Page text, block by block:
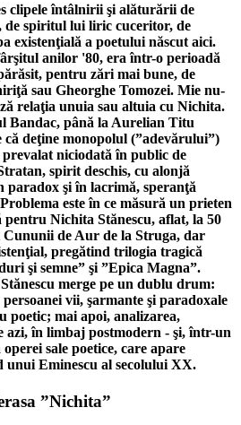
clipele întâlnirii şi alăturării de
de spiritul lui liric cuceritor, de
existenţială a poetului născut aici.
anilor '80, era într-o perioadă
pentru zări mai bune, de
sau Gheorghe Tomozei. Mie nu-
relaţia unuia sau altuia cu Nichita.
Bandac, până la Aurelian Titu
că deţine monopolul (”adevărului”)
niciodată în public de
spirit deschis, cu alonjă
paradox şi în lacrimă, speranţă
este în ce măsură un prieten
pentru Nichita Stănescu, aflat, la 50
de Aur de la Struga, dar
pregătind trilogia tragică
şi semne” şi ”Epica Magna”.
merge pe un dublu drum:
vii, şarmante şi paradoxale
poetic; mai apoi, analizarea,
azi, în limbaj postmodern - şi, într-un
sale poetice, care apare
Eminescu al secolului XX.
”Nichita”